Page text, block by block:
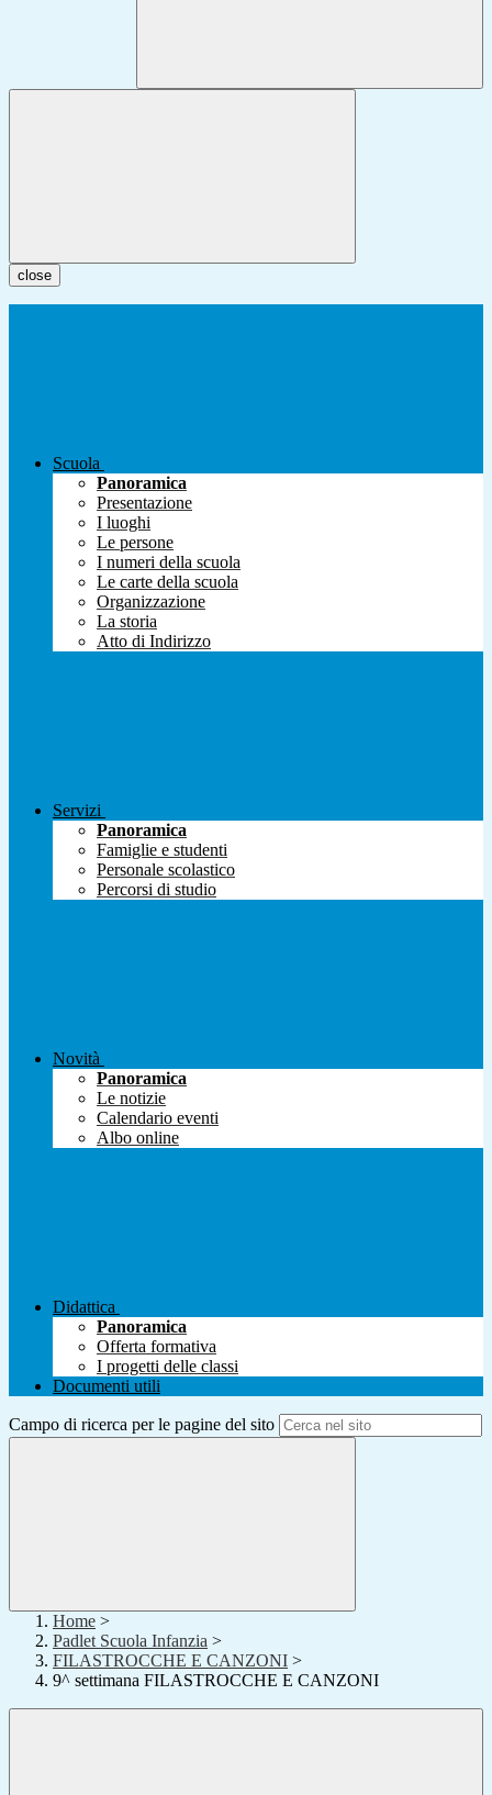
close
Scuola
Panoramica
Presentazione
I luoghi
Le persone
I numeri della scuola
Le carte della scuola
Organizzazione
La storia
Atto di Indirizzo
Servizi
Panoramica
Famiglie e studenti
Personale scolastico
Percorsi di studio
Novità
Panoramica
Le notizie
Calendario eventi
Albo online
Didattica
Panoramica
Offerta formativa
I progetti delle classi
Documenti utili
Campo di ricerca per le pagine del sito
Home >
Padlet Scuola Infanzia >
FILASTROCCHE E CANZONI >
9^ settimana FILASTROCCHE E CANZONI